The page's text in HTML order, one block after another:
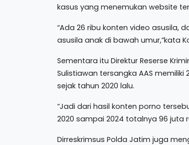
kasus yang menemukan website
“Ada 26 ribu konten video asusila,
asusila anak di bawah umur,”kata
Sementara itu Direktur Reserse
Sulistiawan tersangka AAS
sejak tahun 2020 lalu.
“Jadi dari hasil konten porno
2020 sampai 2024 totalnya 96 juta
Dirreskrimsus Polda Jatim juga